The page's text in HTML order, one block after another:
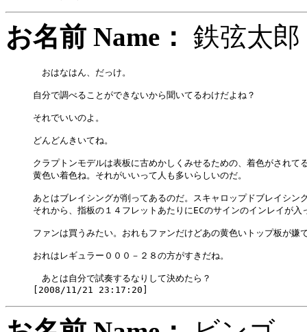
お名前 Name： 鉄弦
おはなはん、だっけ。
自分で調べることができないから聞いてるわけだよね？
それでいいのよ。
どんどんきいてね。
クラプトンモデルは表板に古めかしくみせるための、着色がされて
黄色い着色ね。それがいいって人も多いらしいのだ。
あとはブレイシングが削ってあるのだ。スキャロップドブレイシン
それから、指板の１４フレットあたりにECのサインのインレイが入
ファンは買うみたい。おれもファンだけどあの黄色いトップ板が嫌
おれはレギュラー０００－２８の方がすきだね。
あとは自分で試奏するなりして決めたら？